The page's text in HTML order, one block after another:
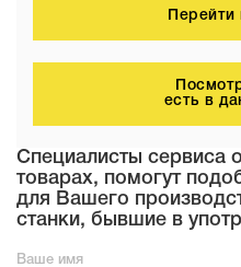
Перейти
есть в
Специалисты сервиса
товарах, помогут
для Вашего
станки, бывшие в
Ваше имя